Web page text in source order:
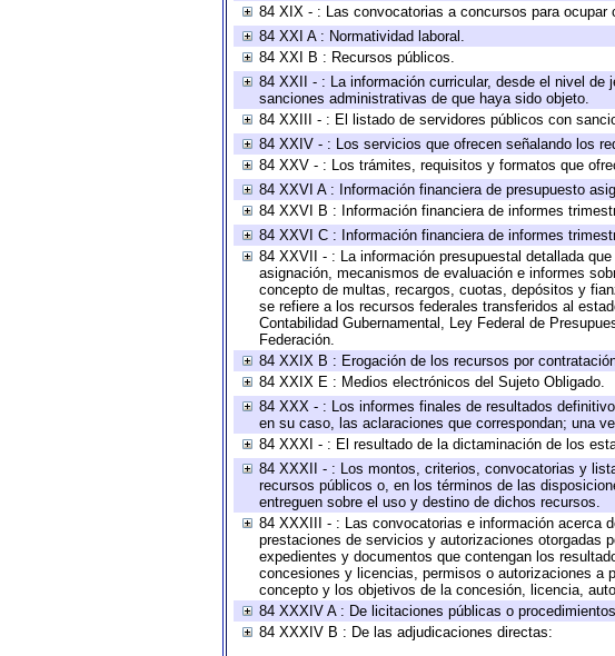
84 XIX - : Las convocatorias a concursos para
84 XXI A : Normatividad laboral.
84 XXI B : Recursos públicos.
84 XXII - : La información curricular, desde el nivel
sanciones administrativas de que haya sido objeto.
84 XXIII - : El listado de servidores públicos con
84 XXIV - : Los servicios que ofrecen señalando los
84 XXV - : Los trámites, requisitos y formatos que
84 XXVI A : Información financiera de presupuesto
84 XXVI B : Información financiera de informes
84 XXVI C : Información financiera de informes
84 XXVII - : La información presupuestal detallada
asignación, mecanismos de evaluación e informes
concepto de multas, recargos, cuotas, depósitos y
se refiere a los recursos federales transferidos al
Contabilidad Gubernamental, Ley Federal de
Federación.
84 XXIX B : Erogación de los recursos por
84 XXIX E : Medios electrónicos del Sujeto Obligado.
84 XXX - : Los informes finales de resultados
en su caso, las aclaraciones que correspondan; una
84 XXXI - : El resultado de la dictaminación de los
84 XXXII - : Los montos, criterios, convocatorias y
recursos públicos o, en los términos de las
entreguen sobre el uso y destino de dichos recursos.
84 XXXIII - : Las convocatorias e información acerca
prestaciones de servicios y autorizaciones otorgadas
expedientes y documentos que contengan los
concesiones y licencias, permisos o autorizaciones a
concepto y los objetivos de la concesión, licencia,
84 XXXIV A : De licitaciones públicas o
84 XXXIV B : De las adjudicaciones directas: